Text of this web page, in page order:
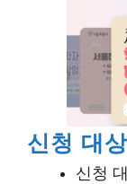
신청 대상
신청